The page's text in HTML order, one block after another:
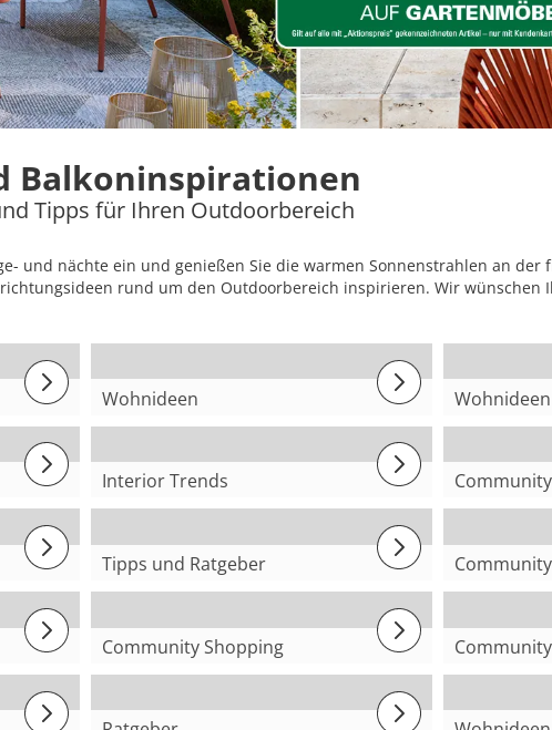
Balkoninspirationen
Tipps für Ihren Outdoorbereich
und nächte ein und genießen Sie die warmen Sonnenstrahlen an der
rund um den Outdoorbereich inspirieren. Wir wünschen
Wohnideen
Große Balkone &
Wohnideen
Picknick
Interior Trends
Gartentrends 2026
Tipps und Ratgeber
Kleine Balkone gestalten @Nadja
Community Shopping
@Noemi